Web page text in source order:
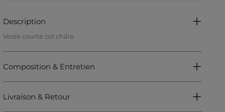
Description
Veste courte col châle
Courte
Épaulettes
Fermeture boutonnée sur l'avant
2 poches à rabat devant
Composition & Entretien
Livraison & Retour